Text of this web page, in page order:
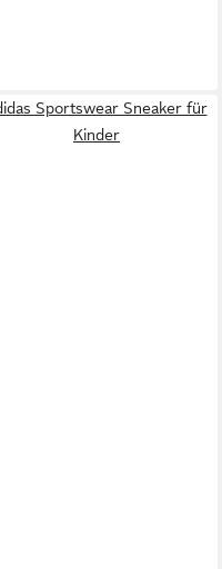
Sportswear Sneaker für
Kinder